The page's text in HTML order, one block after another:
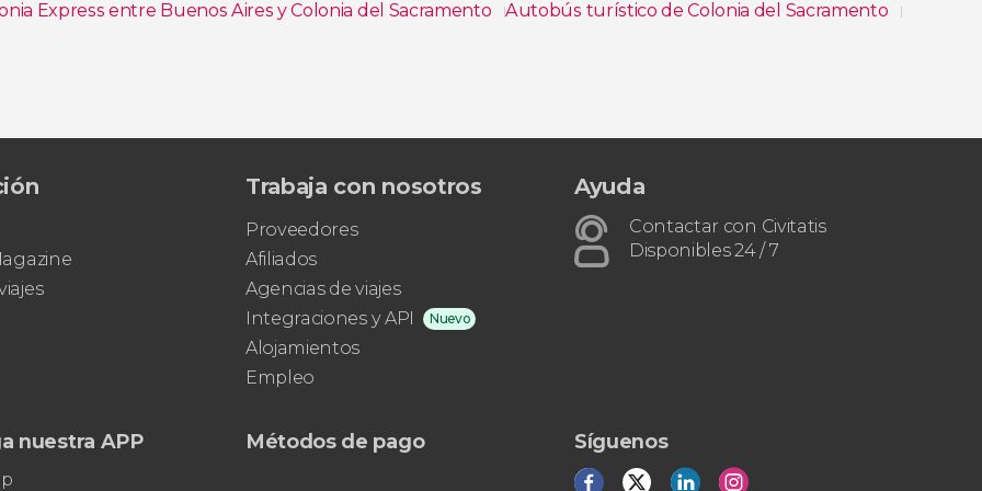
Express entre Buenos Aires y Colonia del Sacramento
Autobús turístico de Colonia del Sacramento
Trabaja con nosotros
Proveedores
Afiliados
Agencias de viajes
Integraciones y API
Nuevo
Alojamientos
Empleo
Ayuda
Contactar con Civitatis
Disponibles 24 / 7
nuestra APP Métodos de pago Síguenos